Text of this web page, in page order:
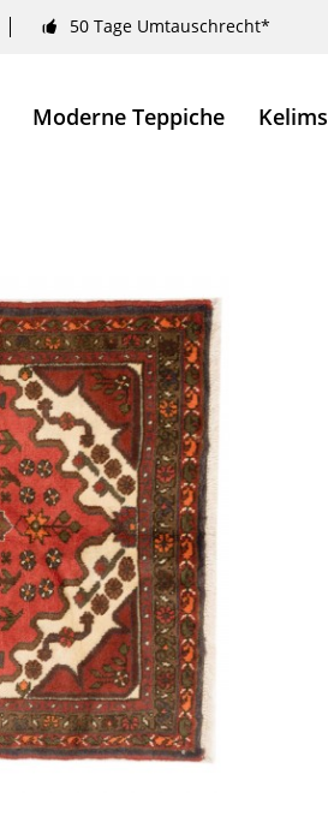
50 Tage Umtauschrecht*
Moderne Teppiche Kelims